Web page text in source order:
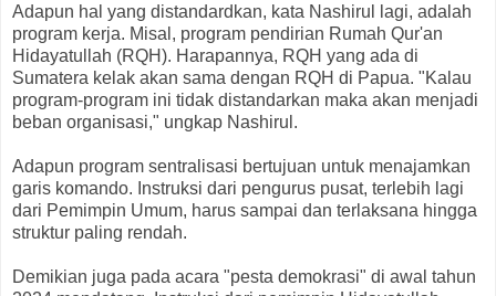
Adapun hal yang distandardkan, kata Nashirul lagi, adalah
program kerja. Misal, program pendirian Rumah Qur'an
Hidayatullah (RQH). Harapannya, RQH yang ada di
Sumatera kelak akan sama dengan RQH di Papua. "Kalau
program-program ini tidak distandarkan maka akan menjadi
beban organisasi," ungkap Nashirul.
Adapun program sentralisasi bertujuan untuk menajamkan
garis komando. Instruksi dari pengurus pusat, terlebih lagi
dari Pemimpin Umum, harus sampai dan terlaksana hingga
struktur paling rendah.
Demikian juga pada acara "pesta demokrasi" di awal tahun